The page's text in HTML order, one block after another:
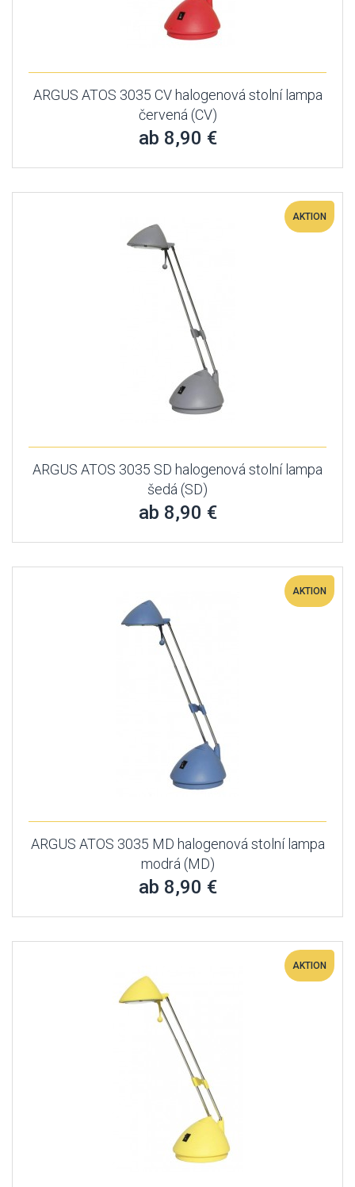
ARGUS ATOS 3035 CV halogenová stolní lampa
červená (CV)
ab 8,90 €
AKTION
ARGUS ATOS 3035 SD halogenová stolní lampa
šedá (SD)
ab 8,90 €
AKTION
ARGUS ATOS 3035 MD halogenová stolní lampa
modrá (MD)
ab 8,90 €
AKTION